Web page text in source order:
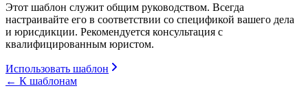
Этот шаблон служит общим руководством. Всегда
настраивайте его в соответствии со спецификой вашего дела
и юрисдикции. Рекомендуется консультация с
квалифицированным юристом.
Использовать шаблон
← К шаблонам